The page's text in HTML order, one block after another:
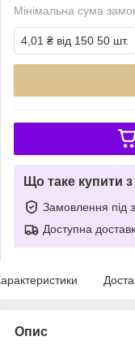
Мінімальна сума
4,01 ₴ від 150 50 шт.
Що таке купити
Замовлення під
Доступна
Опис